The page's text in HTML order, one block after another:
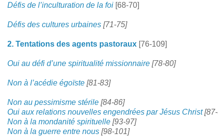
Défis de l’inculturation de la foi [68-70]
Défis des cultures urbaines [71-75]
2. Tentations des agents pastoraux [76-109]
Oui au défi d’une spiritualité missionnaire [78-80]
Non à l’acédie égoïste [81-83]
Non au pessimisme stérile [84-86]
Oui aux relations nouvelles engendrées par Jésus Christ
Non à la mondanité spirituelle [93-97]
Non à la guerre entre nous [98-101]